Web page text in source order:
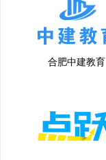
合肥中建教育